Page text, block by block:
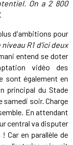
On a 2 800
.
d'ambitions pour
R1d'ici deux
entend se doter
vidéo des
sont également en
principal du Stade
samedi soir. Charge
En attendant
central va disputer
Car en parallèle de